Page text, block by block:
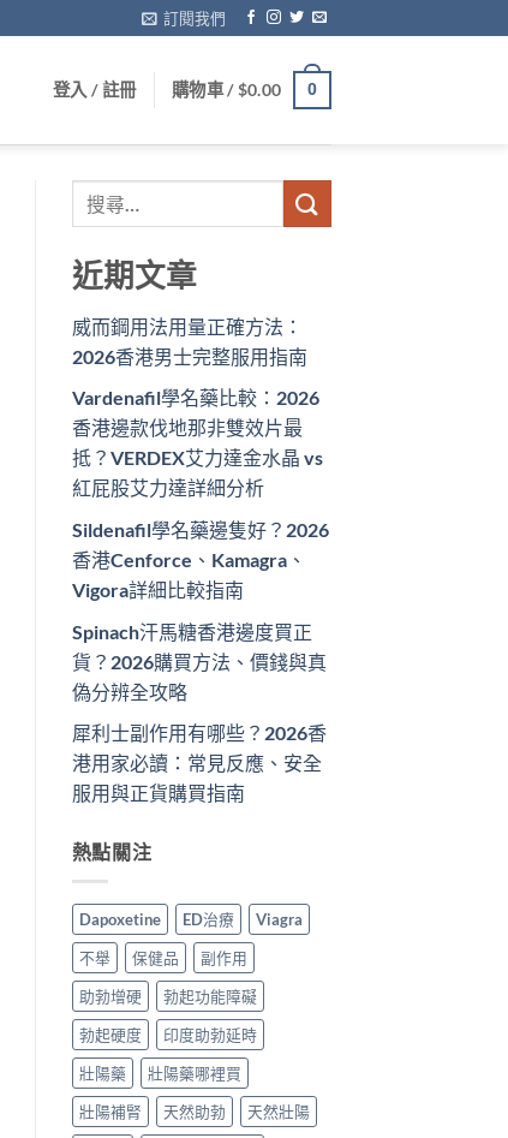
訂閱我們
登入 / 註冊 購物車 /$0.00 0
近期文章
威而鋼用法用量正確方法：
2026香港男士完整服用指南
Vardenafil學名藥比較：2026
香港邊款伐地那非雙效片最
抵？VERDEX艾力達金水晶 vs
紅屁股艾力達詳細分析
Sildenafil學名藥邊隻好？2026
香港Cenforce、Kamagra、
Vigora詳細比較指南
Spinach汗馬糖香港邊度買正
貨？2026購買方法、價錢與真
偽分辨全攻略
犀利士副作用有哪些？2026香
港用家必讀：常見反應、安全
服用與正貨購買指南
熱點關注
Dapoxetine ED治療
Viagra
不舉
保健品
副作用
助勃增硬
勃起功能障礙
勃起硬度
印度助勃延時
壯陽藥
壯陽藥哪裡買
壯陽補腎
天然助勃
天然壯陽